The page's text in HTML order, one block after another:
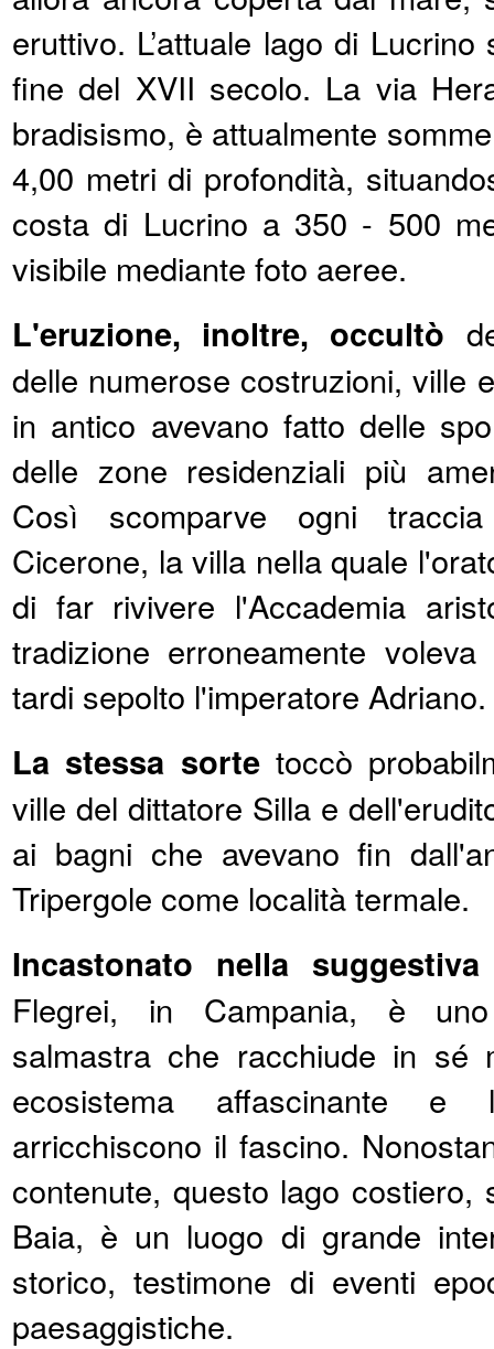
eruttivo. L’attuale lago di
fine del XVII secolo. La via
bradisismo, è attualmente
4,00 metri di profondità,
costa di Lucrino a 350 - 500
visibile mediante foto aeree.
L'eruzione, inoltre, occultò
delle numerose costruzioni, ville
in antico avevano fatto delle
delle zone residenziali più
Così scomparve ogni
Cicerone, la villa nella quale
di far rivivere l'Accademia
tradizione erroneamente
tardi sepolto l'imperatore Adriano.
La stessa sortetoccò
ville del dittatore Silla e
ai bagni che avevano fin
Tripergole come località termale.
Incastonato nella suggestiva
Flegrei, in Campania, è
salmastra che racchiude in sé
ecosistema affascinante
arricchiscono il fascino.
contenute, questo lago costiero,
Baia, è un luogo di grande
storico, testimone di eventi
paesaggistiche.